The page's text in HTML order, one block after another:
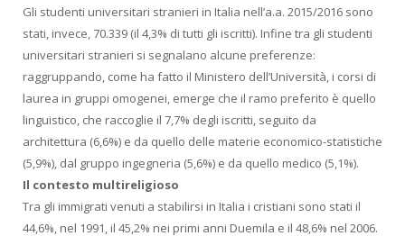
Gli studenti universitari stranieri in Italia nell’a.a. 2015/2016 sono
stati, invece, 70.339 (il 4,3% di tutti gli iscritti). Infine tra gli studenti
universitari stranieri si segnalano alcune preferenze:
raggruppando, come ha fatto il Ministero dell’Università, i corsi di
laurea in gruppi omogenei, emerge che il ramo preferito è quello
linguistico, che raccoglie il 7,7% degli iscritti, seguito da
architettura (6,6%) e da quello delle materie economico-statistiche
(5,9%), dal gruppo ingegneria (5,6%) e da quello medico (5,1%).
Il contesto multireligioso
Tra gli immigrati venuti a stabilirsi in Italia i cristiani sono stati il
44,6%, nel 1991, il 45,2% nei primi anni Duemila e il 48,6% nel 2006.